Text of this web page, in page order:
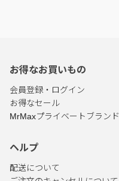
お得なお買いもの
会員登録・ログイン
お得なセール
MrMaxプライベートブランド
ヘルプ
配送について